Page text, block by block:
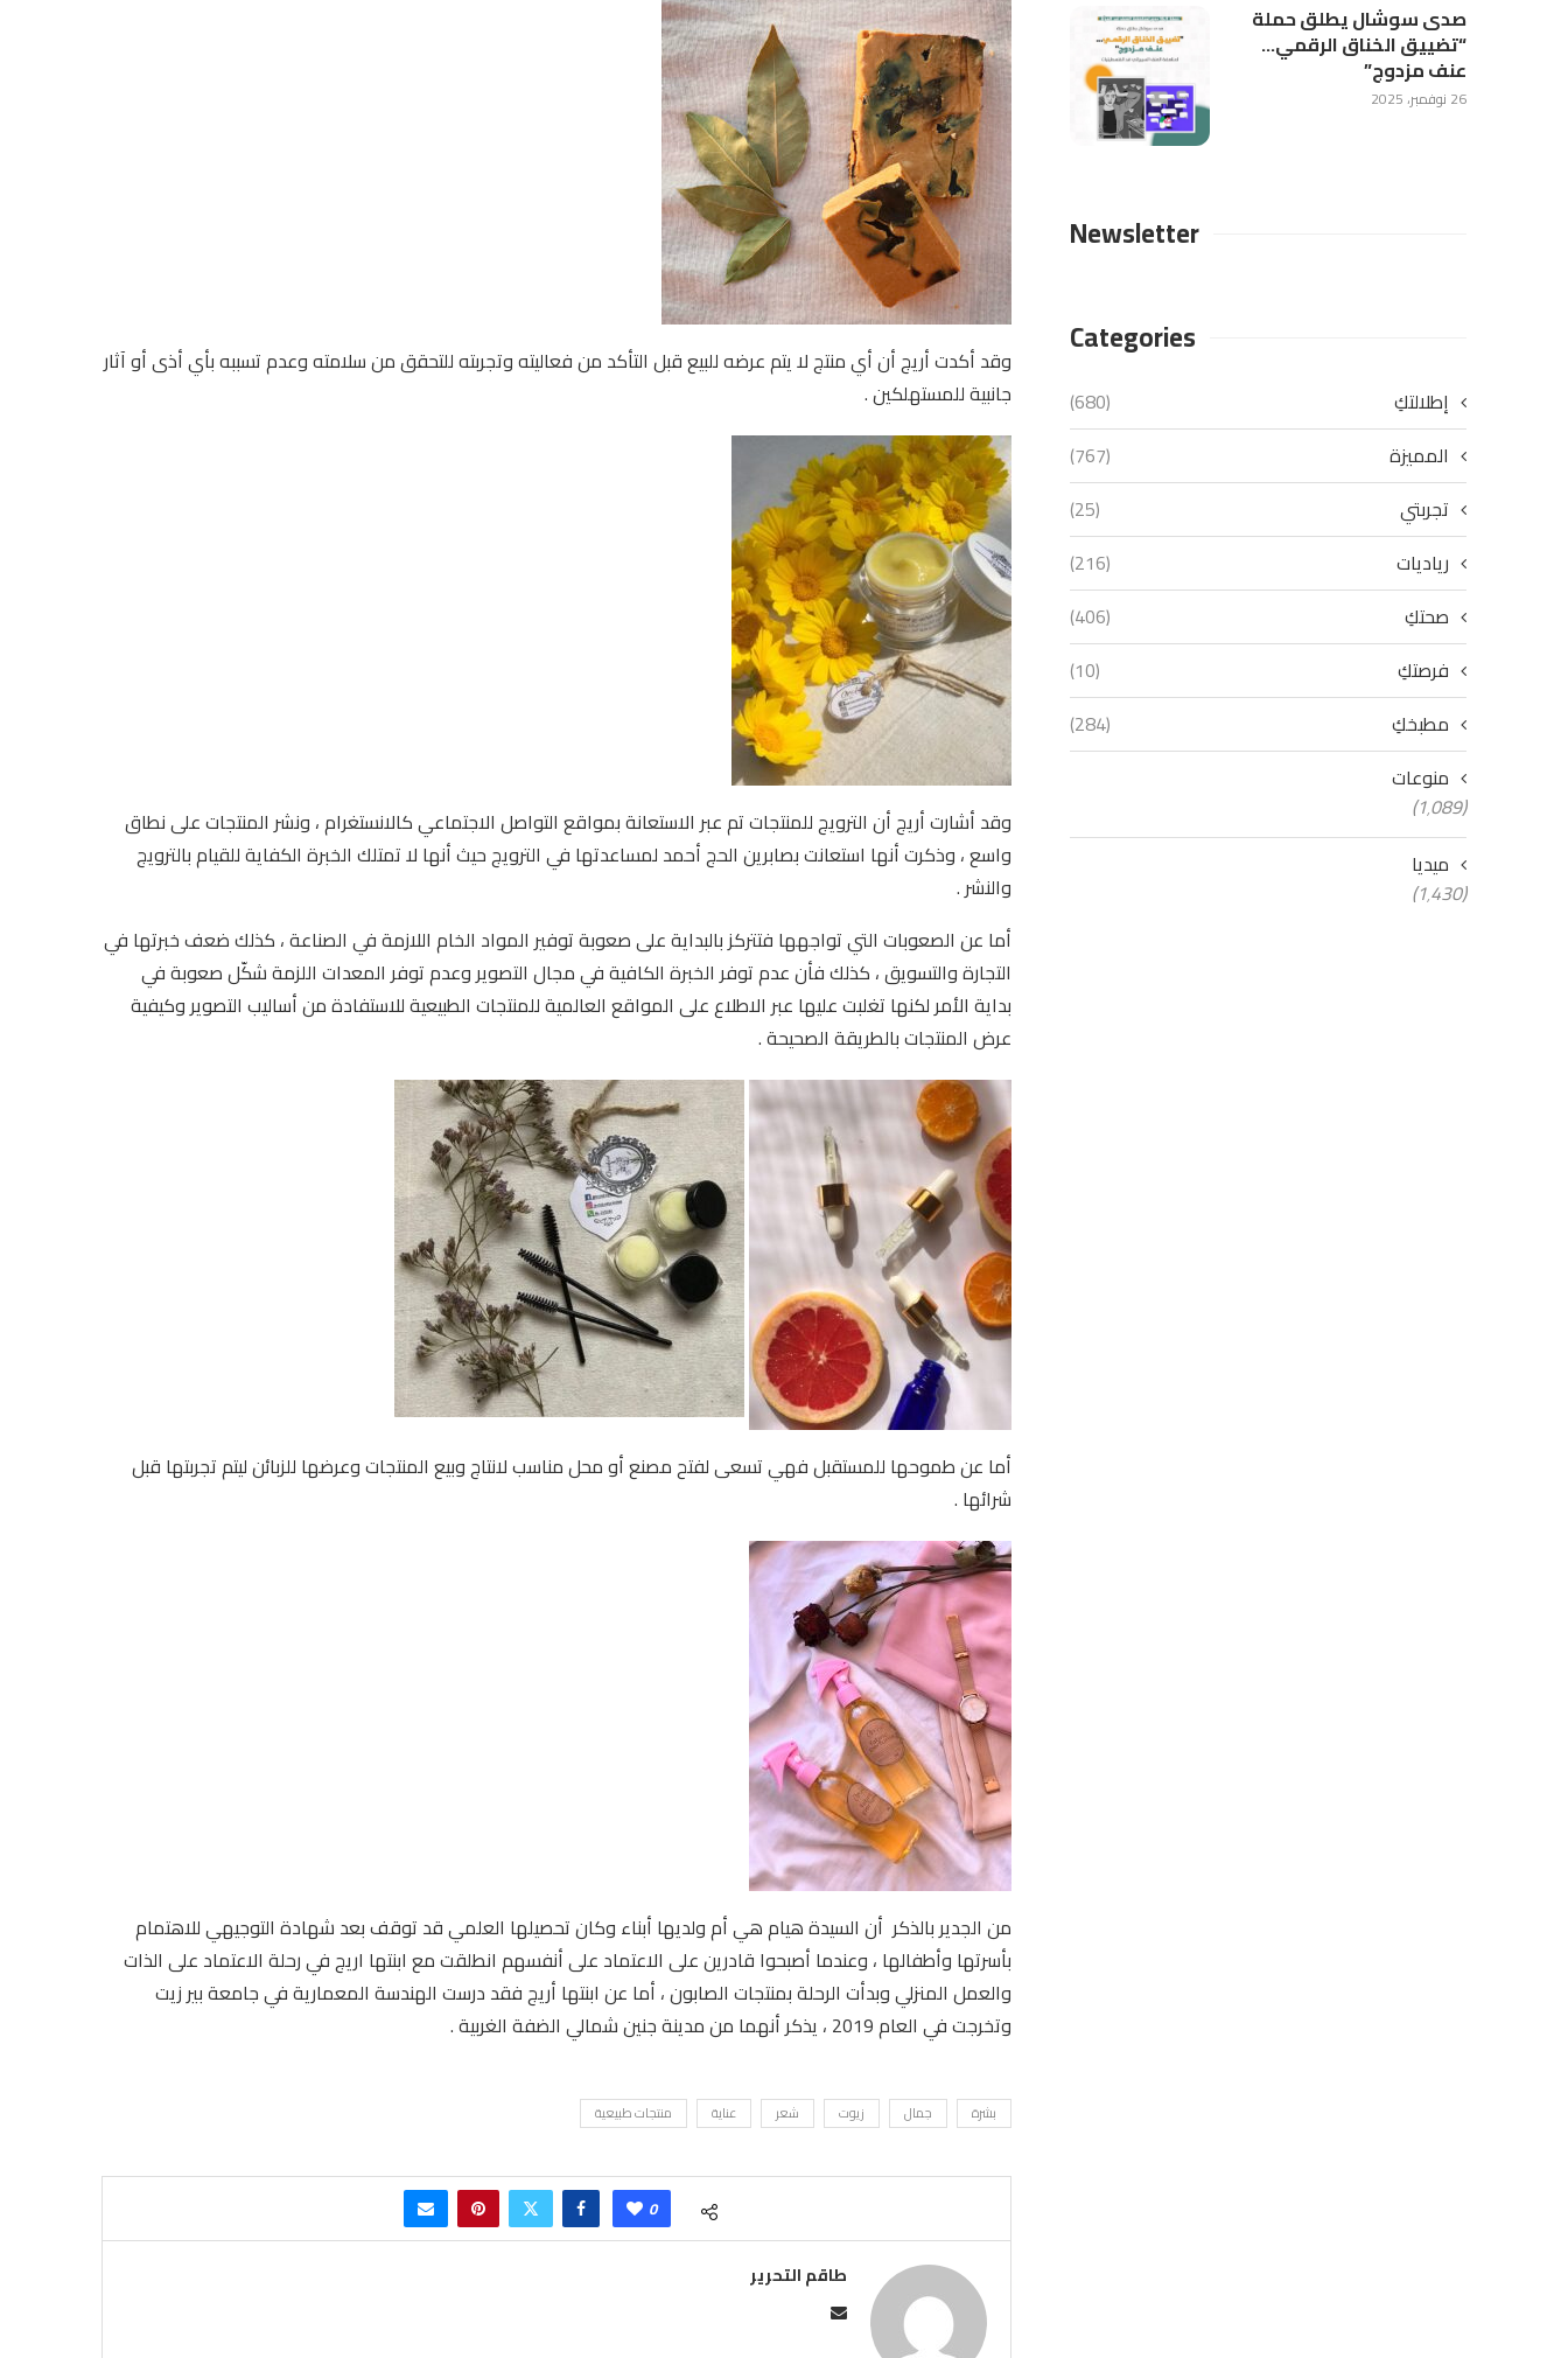
وقد أكدت أريج أن أي منتج لا يتم عرضه للبيع قبل التأكد من فعاليته وتجربته للتحقق من سلامته وعدم تسببه بأي أذى أو آثار
جانبية للمستهلكين .
وقد أشارت أريج أن الترويج للمنتجات تم عبر الاستعانة بمواقع التواصل الاجتماعي كالانستغرام ، ونشر المنتجات على نطاق
واسع ، وذكرت أنها استعانت بصابرين الحج أحمد لمساعدتها في الترويج حيث أنها لا تمتلك الخبرة الكفاية للقيام بالترويج
والنشر .
أما عن الصعوبات التي تواجهها فتتركز بالبداية على صعوبة توفير المواد الخام اللازمة في الصناعة ، كذلك ضعف خبرتها في
التجارة والتسويق ، كذلك فأن عدم توفر الخبرة الكافية في مجال التصوير وعدم توفر المعدات اللزمة شكّل صعوبة في
بداية الأمر لكنها تغلبت عليها عبر الاطلاع على المواقع العالمية للمنتجات الطبيعية للاستفادة من أساليب التصوير وكيفية
عرض المنتجات بالطريقة الصحيحة .
أما عن طموحها للمستقبل فهي تسعى لفتح مصنع أو محل مناسب لانتاج وبيع المنتجات وعرضها للزبائن ليتم تجربتها قبل
شرائها .
من الجدير بالذكر أن السيدة هيام هي أم ولديها أبناء وكان تحصيلها العلمي قد توقف بعد شهادة التوجيهي للاهتمام
بأسرتها وأطفالها ، وعندما أصبحوا قادرين على الاعتماد على أنفسهم انطلقت مع ابنتها اريج في رحلة الاعتماد على الذات
والعمل المنزلي وبدأت الرحلة بمنتجات الصابون ، أما عن ابنتها أريج فقد درست الهندسة المعمارية في جامعة بير زيت
وتخرجت في العام 2019 ، يذكر أنهما من مدينة جنين شمالي الضفة الغربية .
بشرة جمال زيوت شعر عناية منتجات طبيعية
0
طاقم التحرير
صدى سوشال يطلق حملة
“تضييق الخناق الرقمي…
عنف مزدوج”
26 نوفمبر، 2025
Newsletter
Categories
إطلالتكِ
(680)
المميزة
(767)
تجربتي
(25)
رياديات
(216)
صحتكِ
(406)
فرصتكِ
(10)
مطبخكِ
(284)
منوعات
(1٬089)
ميديا
(1٬430)